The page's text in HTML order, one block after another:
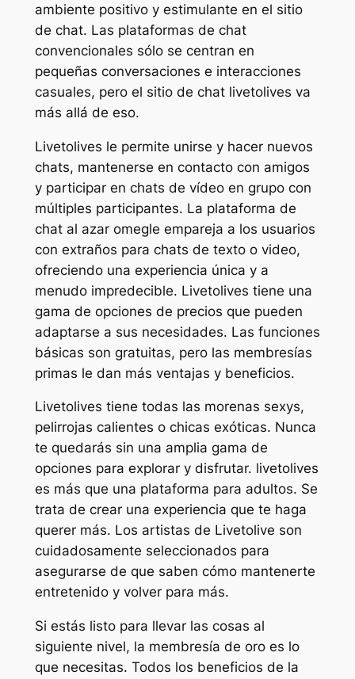
ambiente positivo y estimulante en el sitio
de chat. Las plataformas de chat
convencionales sólo se centran en
pequeñas conversaciones e interacciones
casuales, pero el sitio de chat livetolives va
más allá de eso.
Livetolives le permite unirse y hacer nuevos
chats, mantenerse en contacto con amigos
y participar en chats de vídeo en grupo con
múltiples participantes. La plataforma de
chat al azar omegle empareja a los usuarios
con extraños para chats de texto o video,
ofreciendo una experiencia única y a
menudo impredecible. Livetolives tiene una
gama de opciones de precios que pueden
adaptarse a sus necesidades. Las funciones
básicas son gratuitas, pero las membresías
primas le dan más ventajas y beneficios.
Livetolives tiene todas las morenas sexys,
pelirrojas calientes o chicas exóticas. Nunca
te quedarás sin una amplia gama de
opciones para explorar y disfrutar. livetolives
es más que una plataforma para adultos. Se
trata de crear una experiencia que te haga
querer más. Los artistas de Livetolive son
cuidadosamente seleccionados para
asegurarse de que saben cómo mantenerte
entretenido y volver para más.
Si estás listo para llevar las cosas al
siguiente nivel, la membresía de oro es lo
que necesitas. Todos los beneficios de la